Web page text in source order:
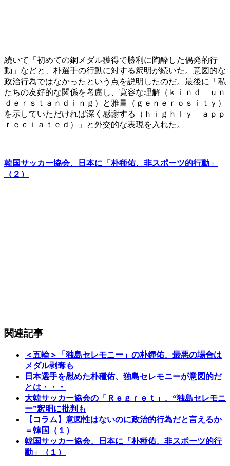
続いて「初めての銅メダル獲得で勝利に陶酔した偶発的行
動」などと、朴選手の行動に対する釈明が続いた。意図的な
政治行為ではなかったという点を説明したのだ。最後に「私
たちの友好的な関係を考慮し、寛容な理解（ｋｉｎｄ ｕｎ
ｄｅｒｓｔａｎｄｉｎｇ）と雅量（ｇｅｎｅｒｏｓｉｔｙ）
を示していただければ深く感謝する（ｈｉｇｈｌｙ ａｐｐ
ｒｅｃｉａｔｅｄ）」と外交的な表現を入れた。
韓国サッカー協会、日本に「朴種佑、非スポーツ的行動」
（２）
関連記事
＜五輪＞「独島セレモニー」の朴鍾佑、最悪の場合は
メダル剥奪も
日本選手を慰めた朴種佑、独島セレモニーが意図的だ
とは・・・
大韓サッカー協会の「Ｒｅｇｒｅｔ」、“独島セレモニ
ー”釈明に批判も
【コラム】意図性はないのに政治的行為だと言えるか
＝韓国（１）
韓国サッカー協会、日本に「朴種佑、非スポーツ的行
動」（１）